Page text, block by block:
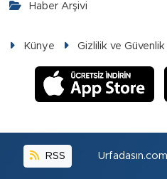
Haber Arşivi
Künye Gizlilik ve Güvenlik
RSS